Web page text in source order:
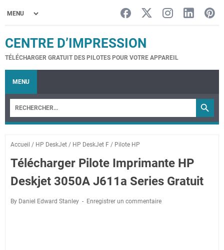
CENTRE D’IMPRESSION
TÉLÉCHARGER GRATUIT DES PILOTES POUR VOTRE APPAREIL
MENU
Accueil / HP DeskJet / HP DeskJet F / Pilote HP
Télécharger Pilote Imprimante HP
Deskjet 3050A J611a Series Gratuit
By Daniel Edward Stanley Enregistrer un commentaire